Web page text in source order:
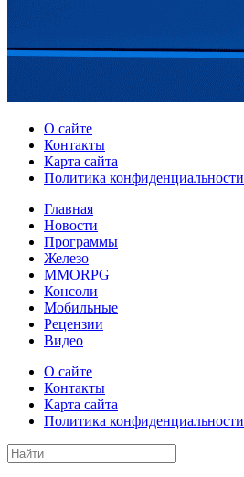
О сайте
Контакты
Карта сайта
Политика конфиденциальности
Главная
Новости
Программы
Железо
MMORPG
Консоли
Мобильные
Рецензии
Видео
О сайте
Контакты
Карта сайта
Политика конфиденциальности